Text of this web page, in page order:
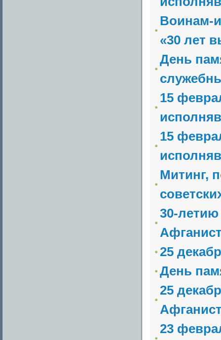
Воинам-
«30 лет
День
15
15
Митинг,
30-летию
25
День
25
23